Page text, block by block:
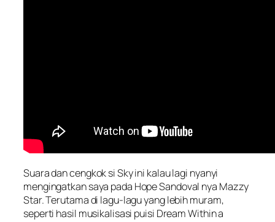
Suara dan cengkok si Sky ini kalau lagi nyanyi
mengingatkan saya pada Hope Sandoval nya Mazzy
Star. Terutama di lagu-lagu yang lebih muram,
seperti hasil musikalisasi puisi Dream Within a